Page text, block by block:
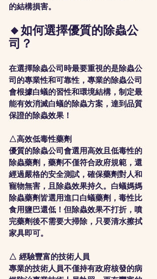
的結構損害。
🔸如何選擇優質的除蟲公
司？
在選擇除蟲公司時最要重視的是除蟲公
司的專業性和可靠性，專業的除蟲公司
會根據白蟻的習性和環境結構，制定最
能有效消滅白蟻的除蟲方案，達到品質
保證的除蟲效果！
△高效低毒性藥劑
優質的除蟲公司會選用高效且低毒性的
除蟲藥劑，藥劑不僅符合政府規範，還
經過嚴格的安全測試，確保藥劑對人和
寵物無害，且除蟲效果持久。白蟻媽媽
除蟲藥劑皆選用進口白蟻藥劑，毒性比
食用鹽巴還低！但除蟲效果不打折，噴
完藥劑後不需要大掃除，只要清水擦拭
家具即可。
△ 經驗豐富的技術人員
專業的技術人員不僅持有政府核發的病